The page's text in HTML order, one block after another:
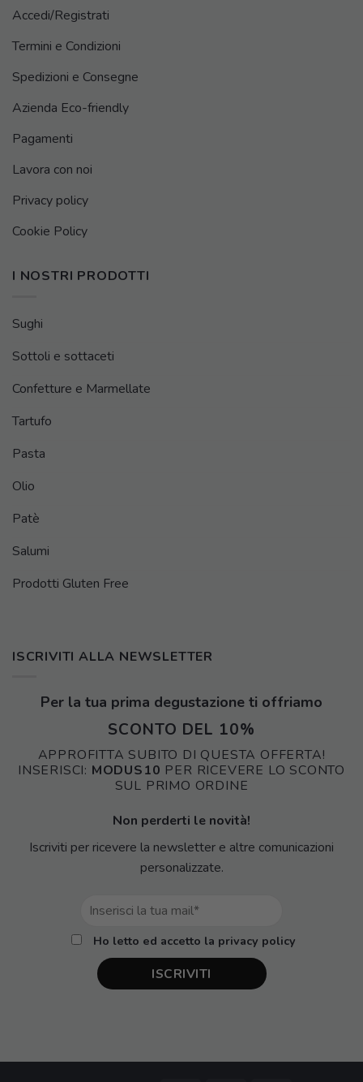
Accedi/Registrati
Termini e Condizioni
Spedizioni e Consegne
Azienda Eco-friendly
Pagamenti
Lavora con noi
Privacy policy
Cookie Policy
I NOSTRI PRODOTTI
Sughi
Sottoli e sottaceti
Confetture e Marmellate
Tartufo
Pasta
Olio
Patè
Salumi
Prodotti Gluten Free
ISCRIVITI ALLA NEWSLETTER
Per la tua prima degustazione ti offriamo
SCONTO DEL 10%
APPROFITTA SUBITO DI QUESTA OFFERTA!
INSERISCI: MODUS10 PER RICEVERE LO SCONTO
SUL PRIMO ORDINE
Non perderti le novità!
Iscriviti per ricevere la newsletter e altre comunicazioni
personalizzate.
Ho letto ed accetto la privacy policy